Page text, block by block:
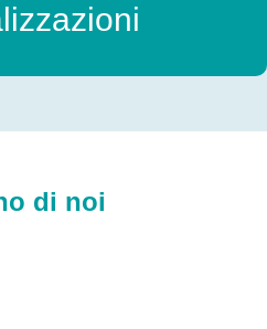
di noi